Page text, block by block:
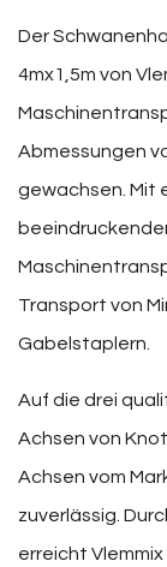
Der
4mx1,5m von
Abmessungen
gewachsen. Mit
Transport von
Gabelstaplern.
Auf die drei
Achsen von
Achsen vom
zuverlässig.
erreicht